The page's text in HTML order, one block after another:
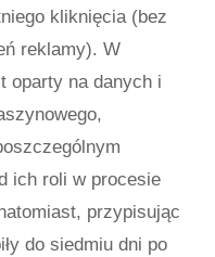
kliknięcia (bez
reklamy). W
oparty na danych i
ich roli w procesie
przypisując
do siedmiu dni po